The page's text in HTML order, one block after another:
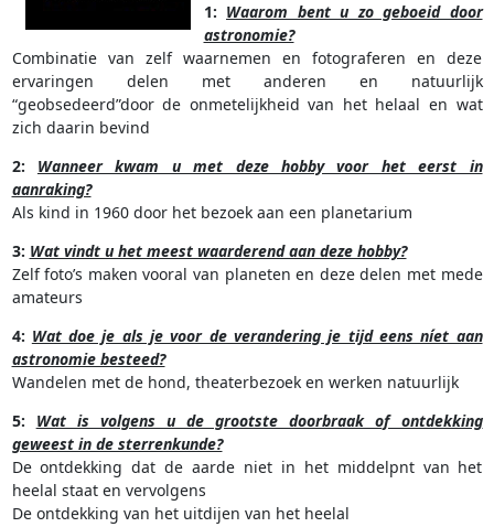
1: Waarom bent u zo geboeid door
astronomie?
Combinatie van zelf waarnemen en fotograferen en deze
ervaringen delen met anderen en natuurlijk
“geobsedeerd”door de onmetelijkheid van het helaal en wat
zich daarin bevind
2: Wanneer kwam u met deze hobby voor het eerst in
aanraking?
Als kind in 1960 door het bezoek aan een planetarium
3: Wat vindt u het meest waarderend aan deze hobby?
Zelf foto’s maken vooral van planeten en deze delen met mede
amateurs
4: Wat doe je als je voor de verandering je tijd eens níet aan
astronomie besteed?
Wandelen met de hond, theaterbezoek en werken natuurlijk
5: Wat is volgens u de grootste doorbraak of ontdekking
geweest in de sterrenkunde?
De ontdekking dat de aarde niet in het middelpnt van het
heelal staat en vervolgens
De ontdekking van het uitdijen van het heelal